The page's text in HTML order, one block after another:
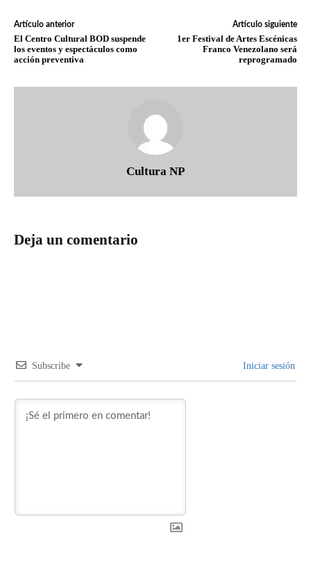
Artículo anterior
El Centro Cultural BOD suspende
los eventos y espectáculos como
acción preventiva
Artículo siguiente
1er Festival de Artes Escénicas
Franco Venezolano será
reprogramado
Cultura NP
Deja un comentario
Subscribe Iniciar sesión